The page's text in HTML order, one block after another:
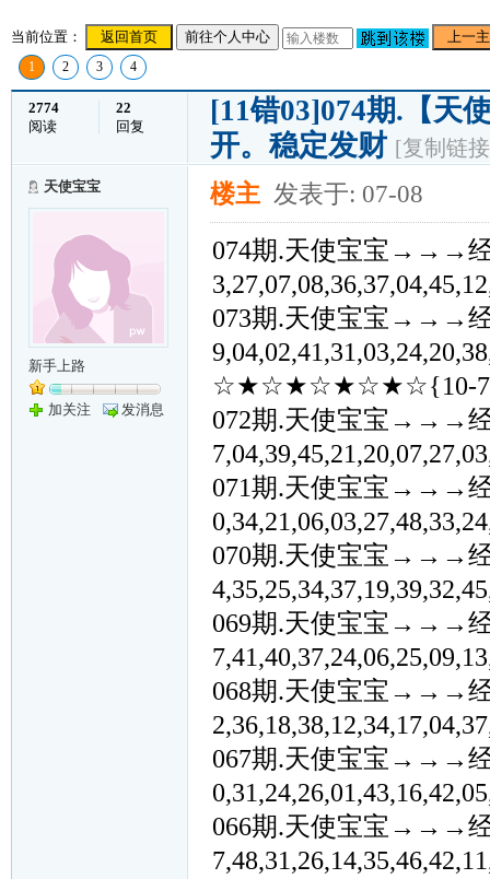
当前位置： 返回首页 前往个人中心 上一
1 2 3 4
2774
阅读
22
回复
[11错03]074期.【
开。稳定发财 [复制链
天使宝宝
新手上路
加关注 发消息
楼主 发表于: 07-08
074期.天使宝宝→→→
073期.天使宝宝→→→
☆★☆★☆★☆★☆{10-
072期.天使宝宝→→→
071期.天使宝宝→→→
070期.天使宝宝→→→
069期.天使宝宝→→→
068期.天使宝宝→→→
067期.天使宝宝→→→
066期.天使宝宝→→→